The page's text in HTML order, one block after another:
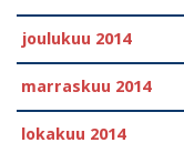
joulukuu 2014
marraskuu 2014
lokakuu 2014